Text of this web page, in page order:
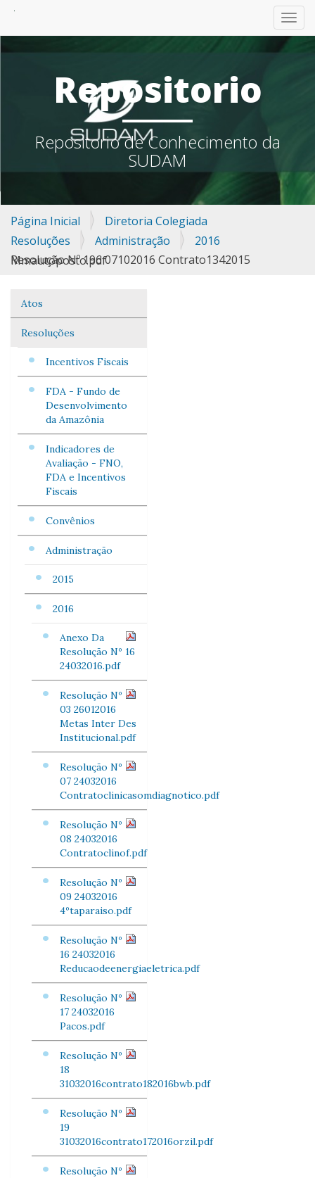
Repositorio
Repositorio de Conhecimento da
SUDAM
Página Inicial
Diretoria Colegiada
Resoluções
Administração
2016
Resolução Nº 196 07102016 Contrato1342015 Mmautoposto.pdf
Navegação
Atos
Resoluções
Incentivos Fiscais
FDA - Fundo de
Desenvolvimento
da Amazônia
Indicadores de
Avaliação - FNO,
FDA e Incentivos
Fiscais
Convênios
Administração
2015
2016
Anexo Da
Resolução Nº 16
24032016.pdf
Resolução Nº
03 26012016
Metas Inter Des
Institucional.pdf
Resolução Nº
07 24032016
Contratoclinicasomdiagnotico.pdf
Resolução Nº
08 24032016
Contratoclinof.pdf
Resolução Nº
09 24032016
4ºtaparaiso.pdf
Resolução Nº
16 24032016
Reducaodeenergiaeletrica.pdf
Resolução Nº
17 24032016
Pacos.pdf
Resolução Nº
18
31032016contrato182016bwb.pdf
Resolução Nº
19
31032016contrato172016orzil.pdf
Resolução Nº